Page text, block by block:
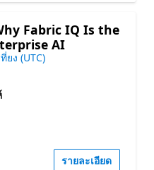
Fabric IQ Is the
AI
ง (UTC)
รายละเอียด